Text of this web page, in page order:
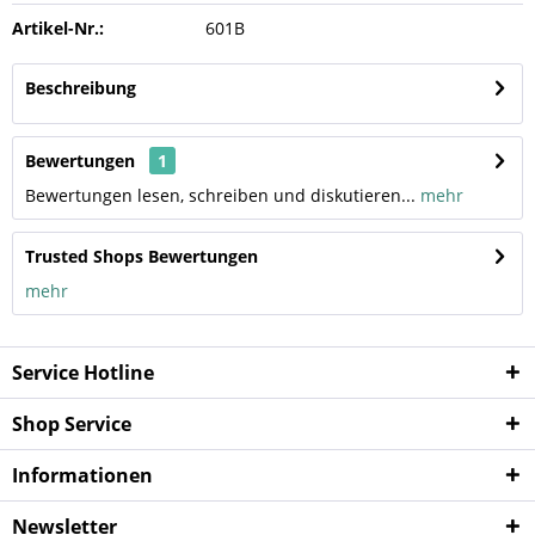
Artikel-Nr.: 601B
Beschreibung
Bewertungen
1
Bewertungen lesen, schreiben und diskutieren... mehr
Trusted Shops Bewertungen
mehr
Service Hotline
Shop Service
Informationen
Newsletter